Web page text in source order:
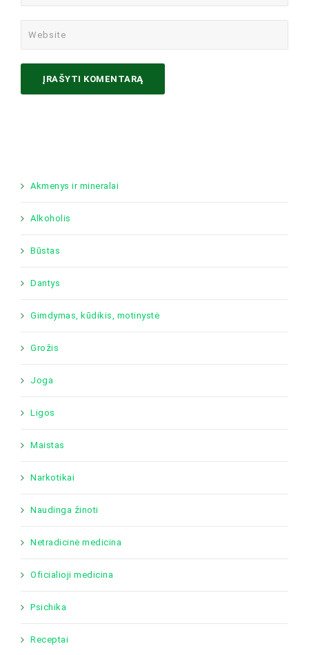
Akmenys ir mineralai
Alkoholis
Būstas
Dantys
Gimdymas, kūdikis, motinystė
Grožis
Joga
Ligos
Maistas
Narkotikai
Naudinga žinoti
Netradicinė medicina
Oficialioji medicina
Psichika
Receptai